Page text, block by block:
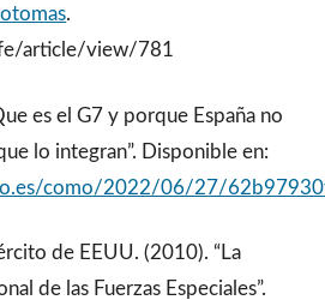
.
article/view/781
es el G7 y porque España no
lo integran”. Disponible en:
como/2022/06/27/
de EEUU. (2010). “La
de las Fuerzas Especiales”.